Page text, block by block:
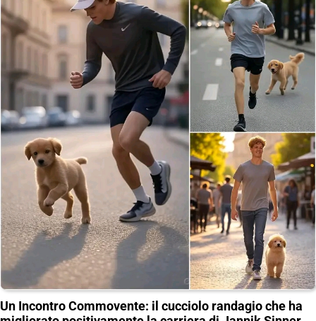
Un Incontro Commovente: il cucciolo randagio che ha